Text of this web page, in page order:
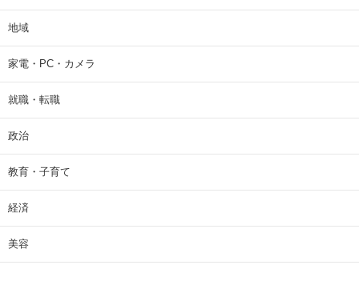
地域
家電・PC・カメラ
就職・転職
政治
教育・子育て
経済
美容